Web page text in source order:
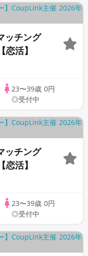
ッチング
活】
23〜39歳 0円
◎受付中
ッチング
活】
23〜39歳 0円
◎受付中